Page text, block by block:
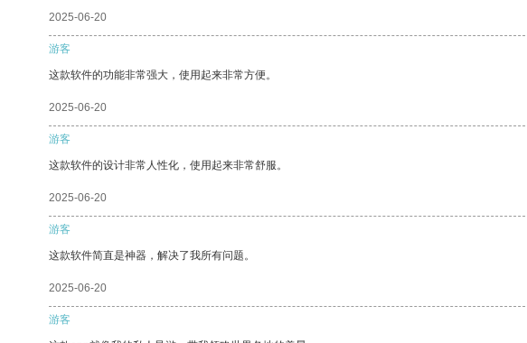
2025-06-20
游客
这款软件的功能非常强大，使用起来非常方便。
2025-06-20
游客
这款软件的设计非常人性化，使用起来非常舒服。
2025-06-20
游客
这款软件简直是神器，解决了我所有问题。
2025-06-20
游客